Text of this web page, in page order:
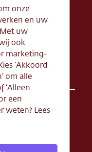
onze
en uw
uw
ook
marketing-
‘Akkoord
om alle
‘Alleen
een
weten? Lees